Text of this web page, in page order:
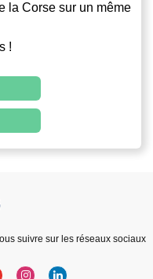
la Corse sur un même
!
suivre sur les réseaux sociaux